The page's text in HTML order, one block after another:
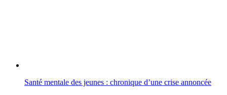
Santé mentale des jeunes : chronique d’une crise annoncée